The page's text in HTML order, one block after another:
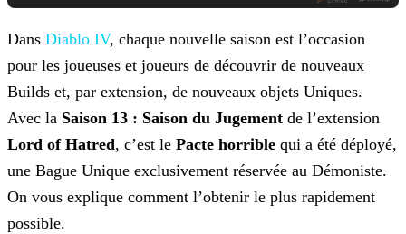
Dans Diablo IV, chaque nouvelle saison est l’occasion
pour les joueuses et joueurs de découvrir de nouveaux
Builds et, par extension, de nouveaux objets Uniques.
Avec la Saison 13 : Saison du Jugement de l’extension
Lord of Hatred, c’est le Pacte horrible qui a été déployé,
une Bague Unique exclusivement réservée au Démoniste.
On vous explique comment l’obtenir le plus rapidement
possible.